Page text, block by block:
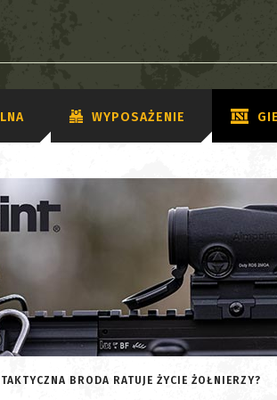
WYPOSAŻENIE
BRODA RATUJE ŻYCIE ŻOŁNIERZY?